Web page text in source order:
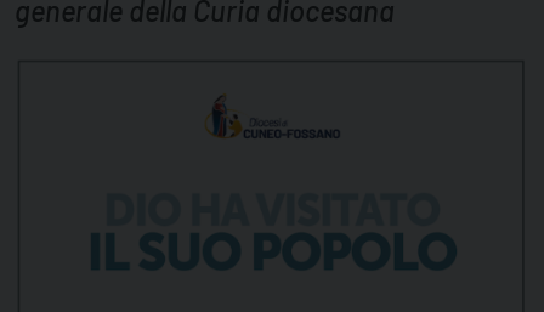
generale della Curia diocesana